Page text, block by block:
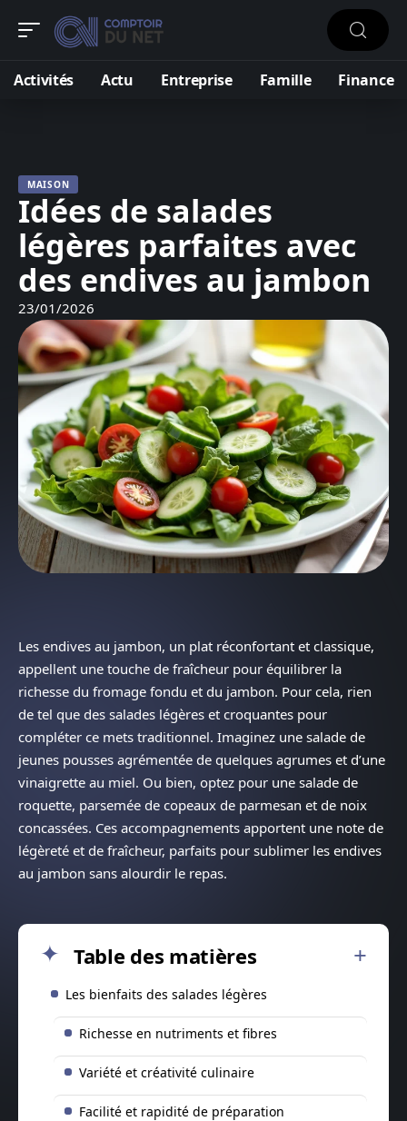
Activités Actu Entreprise Famille Finance
MAISON
Idées de salades
légères parfaites avec
des endives au jambon
23/01/2026
Les endives au jambon, un plat réconfortant et classique,
appellent une touche de fraîcheur pour équilibrer la
richesse du fromage fondu et du jambon. Pour cela, rien
de tel que des salades légères et croquantes pour
compléter ce mets traditionnel. Imaginez une salade de
jeunes pousses agrémentée de quelques agrumes et d’une
vinaigrette au miel. Ou bien, optez pour une salade de
roquette, parsemée de copeaux de parmesan et de noix
concassées. Ces accompagnements apportent une note de
légèreté et de fraîcheur, parfaits pour sublimer les endives
au jambon sans alourdir le repas.
Table des matières
Les bienfaits des salades légères
Richesse en nutriments et fibres
Variété et créativité culinaire
Facilité et rapidité de préparation